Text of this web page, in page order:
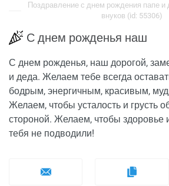
Поздравление с днем рождения папе и
внуков (id: 55306)
С днем рожденья наш
С днем рожденья, наш дорогой,
и деда. Желаем тебе всегда
бодрым, энергичным, красивым,
Желаем, чтобы усталость и грусть
стороной. Желаем, чтобы здоровье
тебя не подводили!